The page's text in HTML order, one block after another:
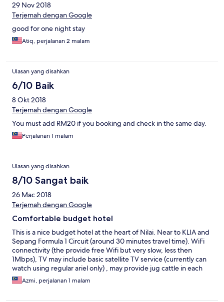
29 Nov 2018
Terjemah dengan Google
good for one night stay
Atiq, perjalanan 2 malam
Ulasan yang disahkan
6/10 Baik
8 Okt 2018
Terjemah dengan Google
You must add RM20 if you booking and check in the same day.
Perjalanan 1 malam
Ulasan yang disahkan
8/10 Sangat baik
26 Mac 2018
Terjemah dengan Google
Comfortable budget hotel
This is a nice budget hotel at the heart of Nilai. Near to KLIA and
Sepang Formula 1 Circuit (around 30 minutes travel time). WiFi
connectivity (the provide free Wifi but very slow, less then
1Mbps), TV may include basic satellite TV service (currently can
watch using regular ariel only) , may provide jug cattle in each
room (currently offering hot water via water dispenser located
in each floor's public area), may provide better bath towels
Azmi, perjalanan 1 malam